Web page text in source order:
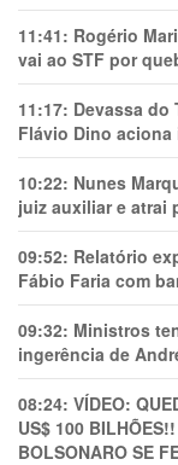
11:41: Rogério
vai ao STF por
11:17: Devassa do
Flávio Dino
10:22: Nunes
juiz auxiliar e atrai
09:52: Relatório
Fábio Faria com
09:32: Ministros
ingerência de
08:24: VÍDEO:
US$ 100
BOLSONARO SE